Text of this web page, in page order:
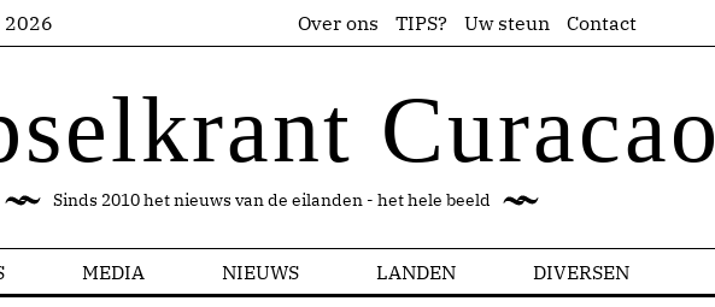
2026 Over ons TIPS? Uw steun Contact
Curacao
Sinds 2010 het nieuws van de eilanden - het hele beeld
MEDIA NIEUWS LANDEN DIVERSEN